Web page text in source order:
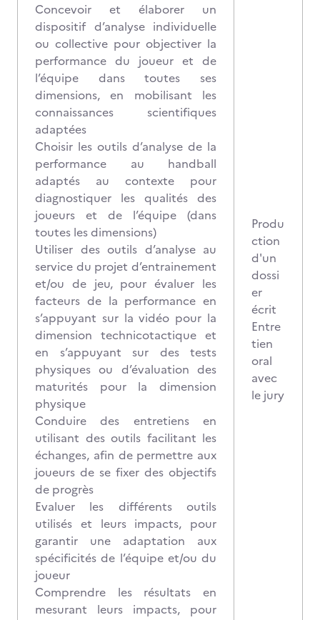
Concevoir et élaborer un
dispositif d’analyse individuelle
ou collective pour objectiver la
performance du joueur et de
l’équipe dans toutes ses
dimensions, en mobilisant les
connaissances scientifiques
adaptées
Choisir les outils d’analyse de la
performance au handball
adaptés au contexte pour
diagnostiquer les qualités des
joueurs et de l’équipe (dans
toutes les dimensions)
Utiliser des outils d’analyse au
service du projet d’entrainement
et/ou de jeu, pour évaluer les
facteurs de la performance en
s’appuyant sur la vidéo pour la
dimension technicotactique et
en s’appuyant sur des tests
physiques ou d’évaluation des
maturités pour la dimension
physique
Conduire des entretiens en
utilisant des outils facilitant les
échanges, afin de permettre aux
joueurs de se fixer des objectifs
de progrès
Evaluer les différents outils
utilisés et leurs impacts, pour
garantir une adaptation aux
spécificités de l’équipe et/ou du
joueur
Comprendre les résultats en
mesurant leurs impacts, pour
Produ
ction
d'un
dossi
er
écrit
Entre
tien
oral
avec
le jury